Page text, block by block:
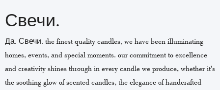
Свечи.
Да. Свечи. the finest quality candles, we have been illuminating
homes, events, and special moments. our commitment to excellence
and creativity shines through in every candle we produce, whether it's
the soothing glow of scented candles, the elegance of handcrafted